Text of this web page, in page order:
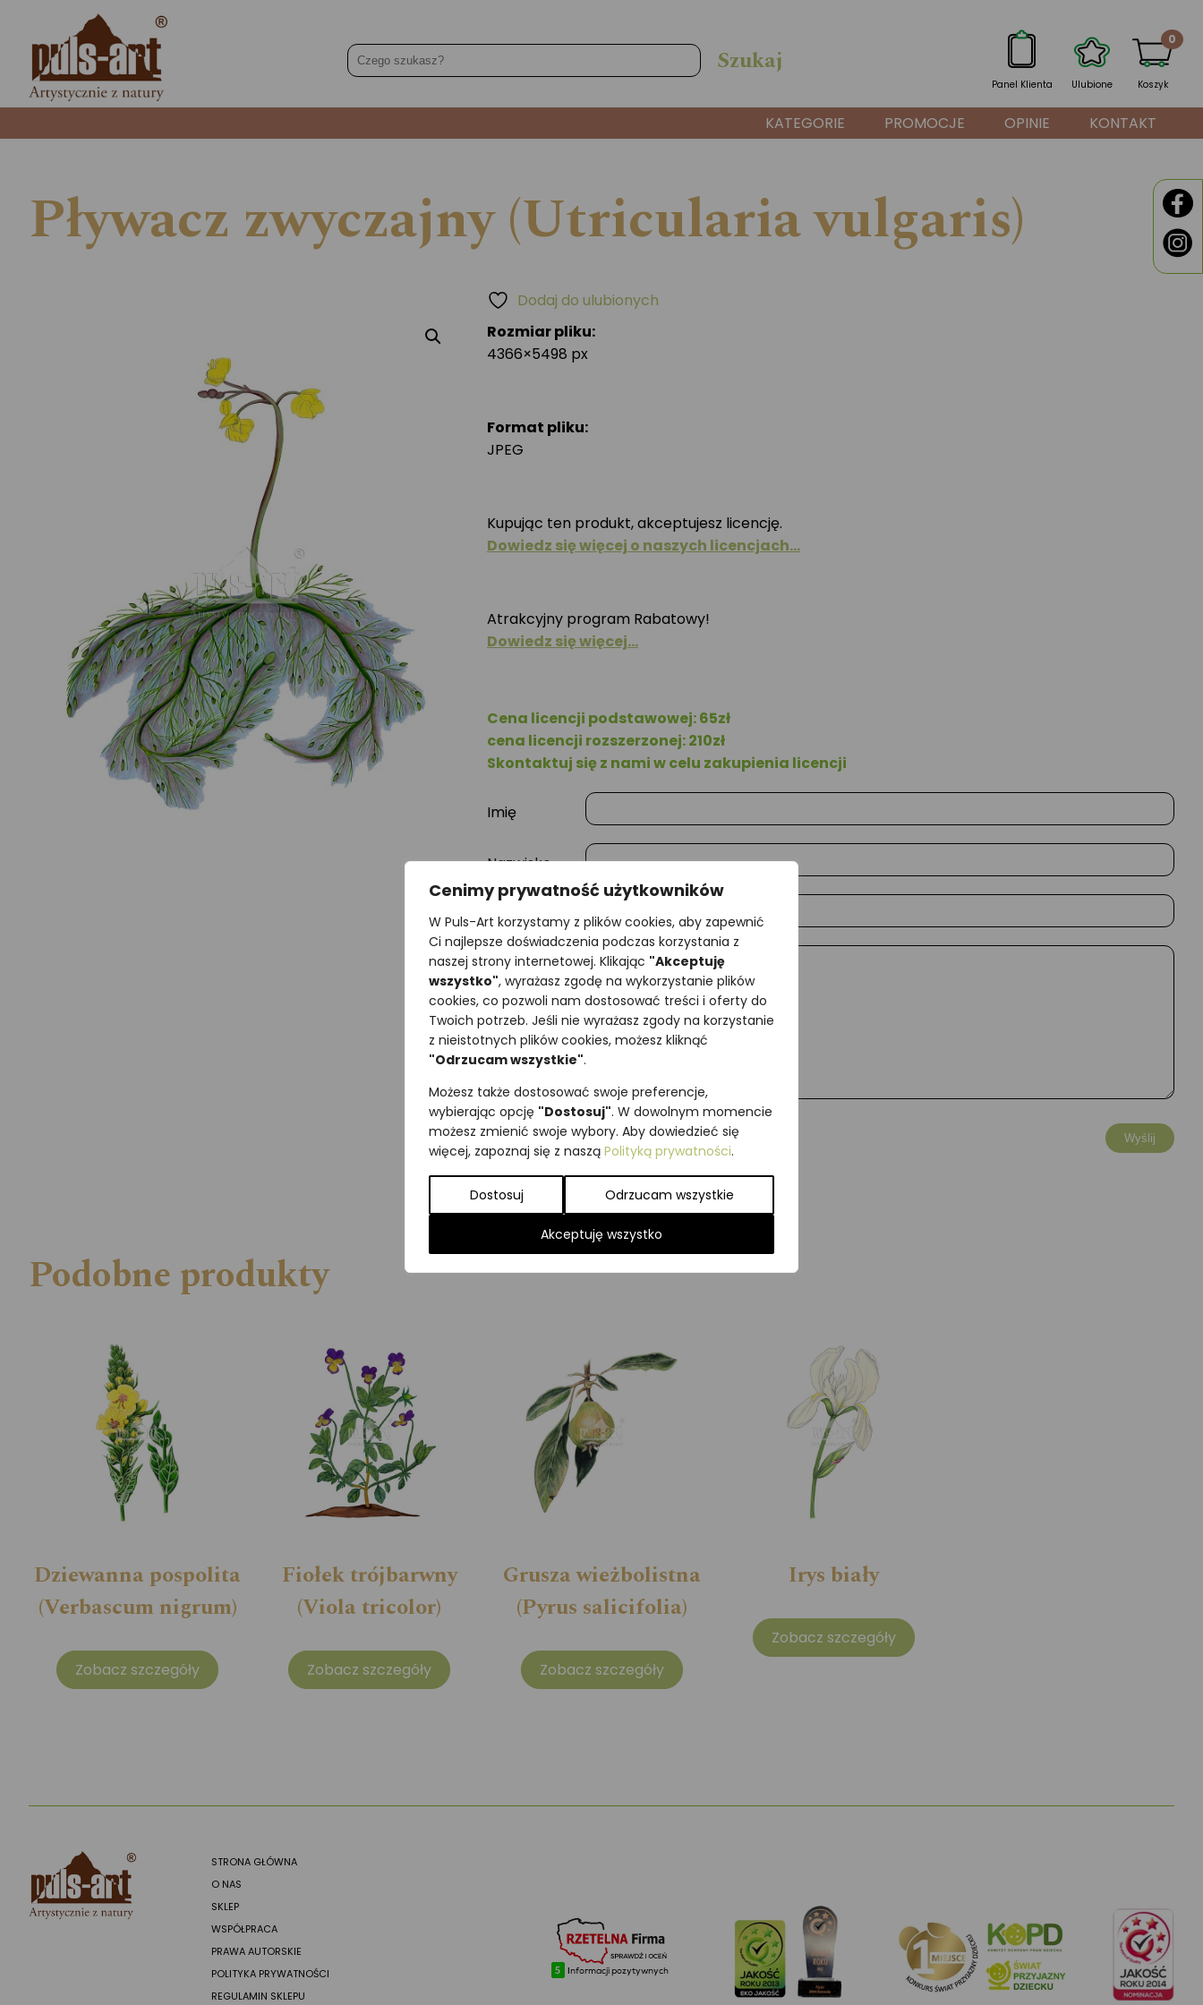
Cenimy prywatność użytkowników
W Puls-Art korzystamy z plików cookies, aby zapewnić
Ci najlepsze doświadczenia podczas korzystania z
naszej strony internetowej. Klikając "Akceptuję
wszystko", wyrażasz zgodę na wykorzystanie plików
cookies, co pozwoli nam dostosować treści i oferty do
Twoich potrzeb. Jeśli nie wyrażasz zgody na korzystanie
z nieistotnych plików cookies, możesz kliknąć
"Odrzucam wszystkie".
Możesz także dostosować swoje preferencje,
wybierając opcję "Dostosuj". W dowolnym momencie
możesz zmienić swoje wybory. Aby dowiedzieć się
więcej, zapoznaj się z naszą Polityką prywatności.
Dostosuj Odrzucam wszystkie
Akceptuję wszystko
Panel Klienta Ulubione Koszyk
0
KATEGORIE PROMOCJE OPINIE KONTAKT
Pływacz zwyczajny (Utricularia vulgaris)
Rozmiar pliku:
4366×5498 px
Format pliku:
JPEG
Kupując ten produkt, akceptujesz licencję.
Dowiedz się więcej o naszych licencjach…
Atrakcyjny program Rabatowy!
Dowiedz się więcej…
Cena licencji podstawowej: 65zł
cena licencji rozszerzonej: 210zł
Skontaktuj się z nami w celu zakupienia licencji
Imię
Nazwisko
E-mail
Wiadomość
Dodaj do ulubionych
Najniższa cena z ostatnich 30 dni:65,00zł
SKU:Brak danych
Kategorie:ILUSTRACJE,Rośliny
Podobne produkty
Dziewanna pospolita
(Verbascum nigrum)
Zobacz szczegóły
Fiołek trójbarwny
(Viola tricolor)
Zobacz szczegóły
Grusza wieżbolistna
(Pyrus salicifolia)
Zobacz szczegóły
Irys biały
Zobacz szczegóły
STRONA GŁÓWNA
O NAS
SKLEP
WSPÓŁPRACA
PRAWA AUTORSKIE
POLITYKA PRYWATNOŚCI
REGULAMIN SKLEPU